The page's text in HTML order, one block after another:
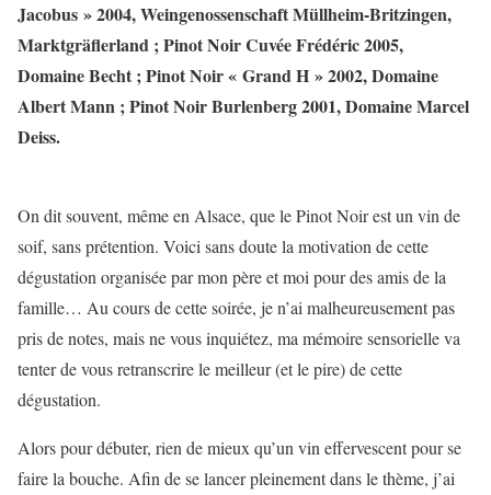
Jacobus » 2004, Weingenossenschaft Müllheim-Britzingen,
Marktgräflerland ; Pinot Noir Cuvée Frédéric 2005,
Domaine Becht ; Pinot Noir « Grand H » 2002, Domaine
Albert Mann ; Pinot Noir Burlenberg 2001, Domaine Marcel
Deiss.
On dit souvent, même en Alsace, que le Pinot Noir est un vin de
soif, sans prétention. Voici sans doute la motivation de cette
dégustation organisée par mon père et moi pour des amis de la
famille… Au cours de cette soirée, je n’ai malheureusement pas
pris de notes, mais ne vous inquiétez, ma mémoire sensorielle va
tenter de vous retranscrire le meilleur (et le pire) de cette
dégustation.
Alors pour débuter, rien de mieux qu’un vin effervescent pour se
faire la bouche. Afin de se lancer pleinement dans le thème, j’ai